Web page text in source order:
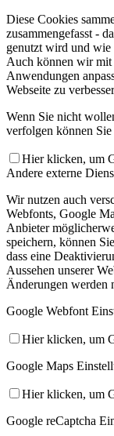
Diese Cookies
zusammengefasst -
genutzt wird und
Auch können wir mit
Anwendungen
Webseite zu
Wenn Sie nicht
verfolgen können
Hier klicken, um
Andere externe
Wir nutzen auch
Webfonts, Google
Anbieter
speichern, können
dass eine
Aussehen unserer
Änderungen werden
Google Webfont
Hier klicken, um
Google Maps
Hier klicken, um
Google reCaptcha